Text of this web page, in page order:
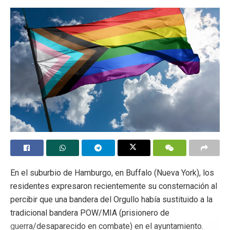
tiene que ser. Si se negara, podría haber
problemas. Se le podría reprochar que no
tiene la «decoración» adecuada en su
escaparate; alguien podría incluso acusarle
de deslealtad.
Lo hace porque estas cosas hay que
hacerlas para seguir adelante en la vida. Es
uno de los mil detalles que le garantizan una
vida relativamente tranquilaen armonía con la
sociedad,
como suele decirse. (41, Vivir en la
verdad)
Significativamente, cada persona que vive dentro de esta
mentira refuerza a todos los demás que también viven en
la mentira:
«Metafísicamente hablando, sin el eslogan
En el suburbio de Hamburgo, en Buffalo (Nueva York), los
residentes expresaron recientemente su consternación al
percibir que una bandera del Orgullo había sustituido a la
tradicional bandera POW/MIA (prisionero de
guerra/desaparecido en combate) en el ayuntamiento.